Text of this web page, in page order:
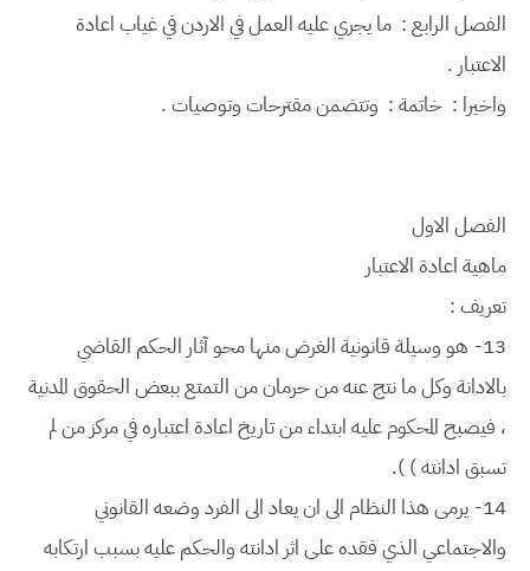
الفصل الرابع : ما يجري عليه العمل في الاردن في غياب اعادة
الاعتبار .
واخيرا : خاتمة : وتتضمن مقترحات وتوصيات .
الفصل الاول
ماهية اعادة الاعتبار
تعريف :
13- هو وسيلة قانونية الغرض منها محو آثار الحكم القاضي
بالادانة وكل ما نتج عنه من حرمان من التمتع ببعض الحقوق المدنية
، فيصبح المحكوم عليه ابتداء من تاريخ اعادة اعتباره في مركز من لم
تسبق ادانته ) ).
14- يرمى هذا النظام الى ان يعاد الى الفرد وضعه القانوني
والاجتماعي الذي فقده على اثر ادانته والحكم عليه بسبب ارتكابه